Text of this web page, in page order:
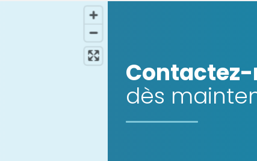
dès